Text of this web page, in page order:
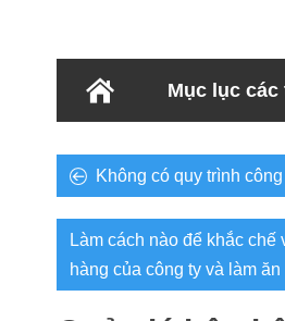
Mục lục
Không có quy trình
Làm cách nào để khắc
hàng của công ty và làm